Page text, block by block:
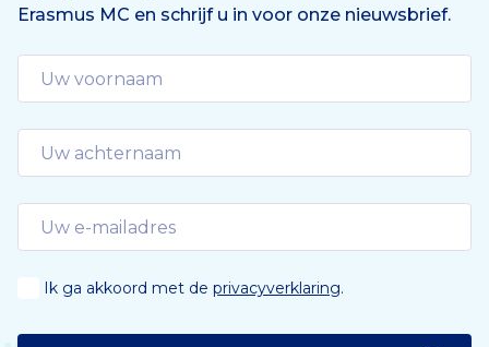
Erasmus MC en schrijf u in voor onze nieuwsbrief.
Ik ga akkoord met de privacyverklaring.